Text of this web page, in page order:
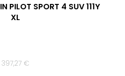
PILOT SPORT 4 SUV 111Y
XL
397,27 €